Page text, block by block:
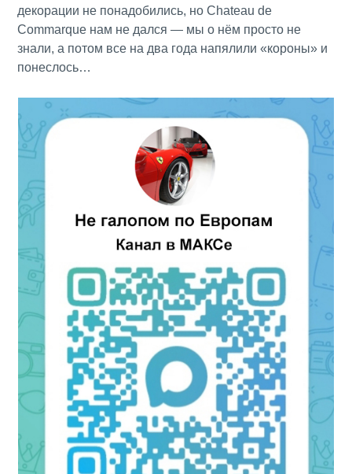
декорации не понадобились, но Chateau de
Commarque нам не дался — мы о нём просто не
знали, а потом все на два года напялили «короны» и
понеслось…